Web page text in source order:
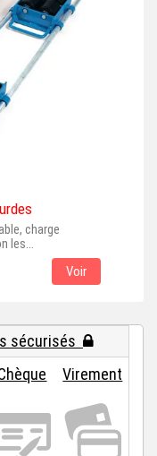
charge
les...
Voir
sécurisés
Virement